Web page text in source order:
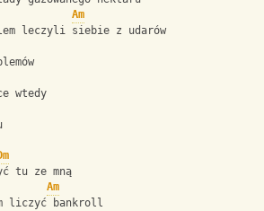
Am
leczyli siebie z udarów
wtedy
tu ze mną
Am
liczyć bankroll